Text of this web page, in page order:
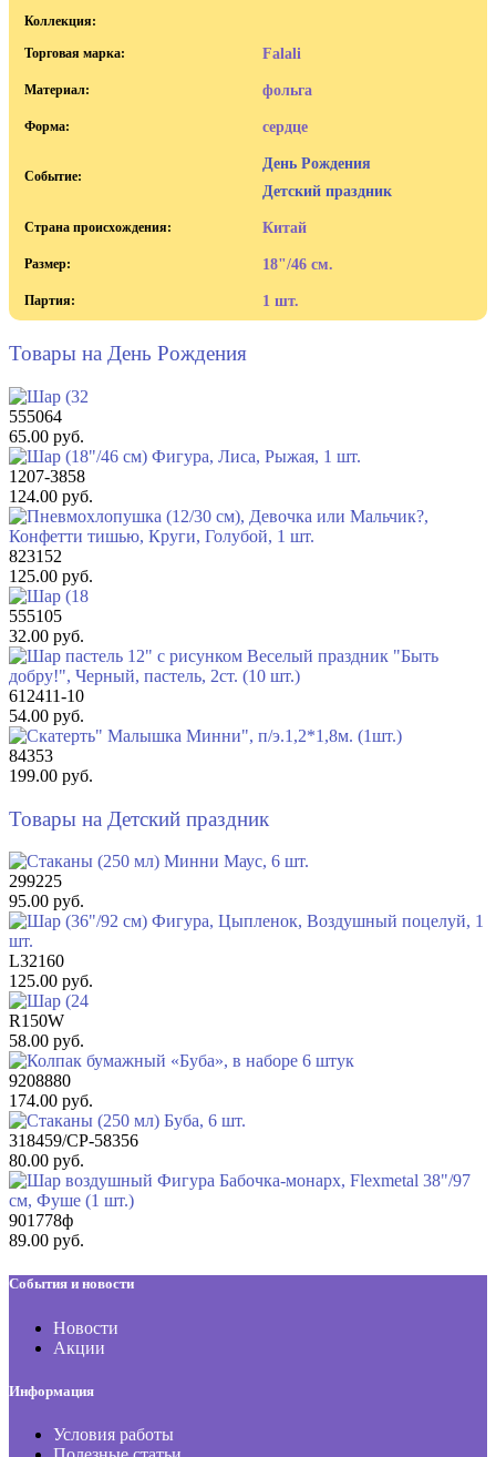
Коллекция:
Торговая марка: Falali
Материал: фольга
Форма: сердце
Событие:
День Рождения
Детский праздник
Страна происхождения: Китай
Размер: 18"/46 см.
Партия: 1 шт.
Товары на День Рождения
555064
65.00 руб.
1207-3858
124.00 руб.
823152
125.00 руб.
555105
32.00 руб.
612411-10
54.00 руб.
84353
199.00 руб.
Товары на Детский праздник
299225
95.00 руб.
L32160
125.00 руб.
R150W
58.00 руб.
9208880
174.00 руб.
318459/CP-58356
80.00 руб.
901778ф
89.00 руб.
События и новости
Новости
Акции
Информация
Условия работы